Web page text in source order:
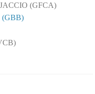
(GFCA)
(GBB)